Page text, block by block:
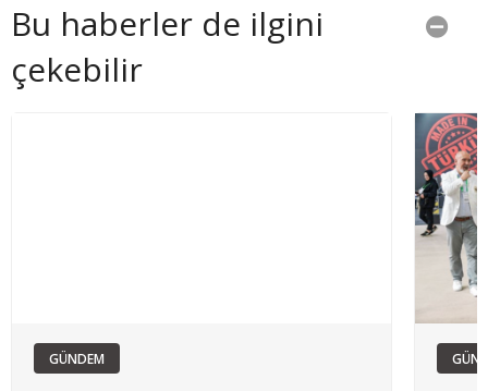
Bu haberler de ilgini
çekebilir
GÜNDEM